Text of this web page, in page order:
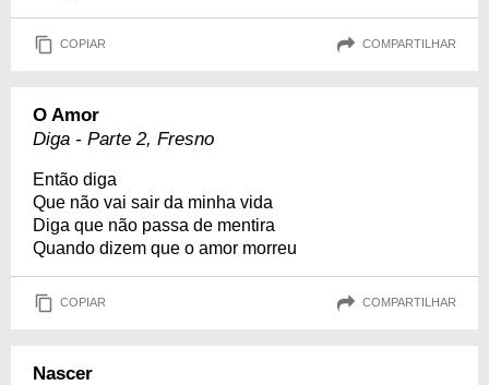
COPIAR COMPARTILHAR
O Amor
Diga - Parte 2, Fresno
Então diga
Que não vai sair da minha vida
Diga que não passa de mentira
Quando dizem que o amor morreu
COPIAR COMPARTILHAR
Nascer